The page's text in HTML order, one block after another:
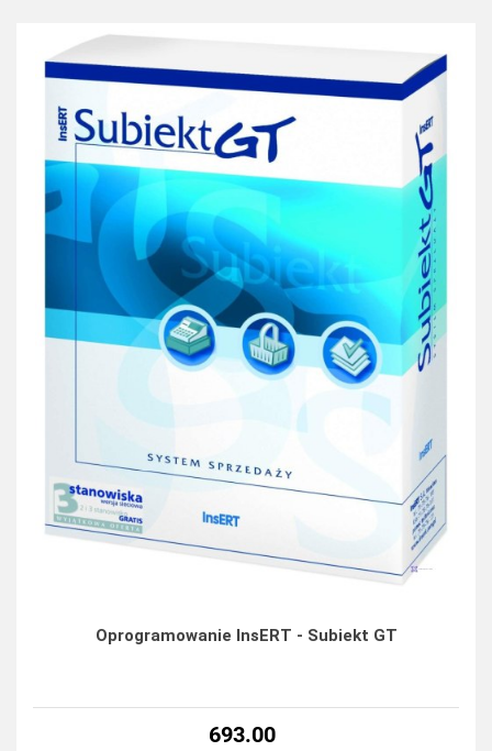
Oprogramowanie InsERT - Subiekt GT
693.00